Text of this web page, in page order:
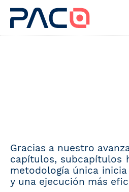
Gracias a nuestro
capítulos, subcapítulos
metodología única
y una ejecución más